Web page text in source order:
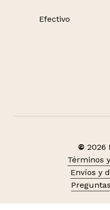
Subtotal:
Efectivo
© 2026
Términos
Envíos y